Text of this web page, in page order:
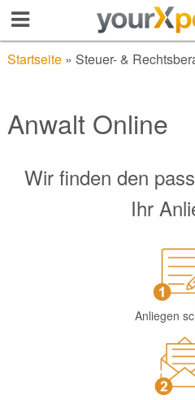
Startseite» Steuer- &
Anwalt Online
Wir finden den
Ihr
Anliegen